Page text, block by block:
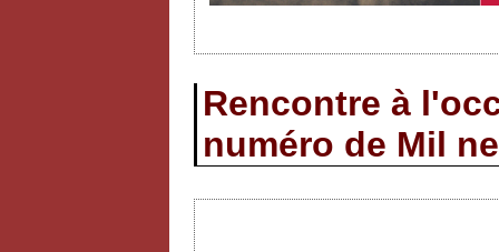
Rencontre à
numéro de Mil